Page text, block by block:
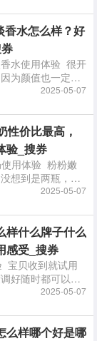
香水怎么样？好
用体验 很开
为颜值也一定会
2025-05-07
价比最高，
验_搜券
验 粉粉嫩
想到是两瓶，也
2025-05-07
样什么牌子什么
感受_搜券
好随时都可以给
2025-05-07
么样哪个好是哪